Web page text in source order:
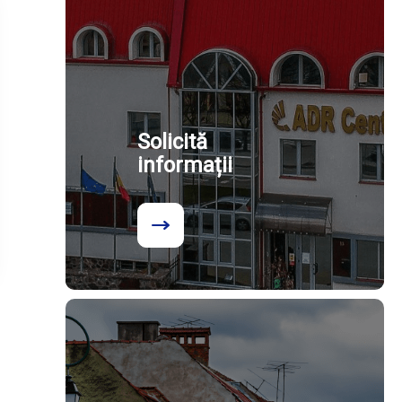
Solicită
informații